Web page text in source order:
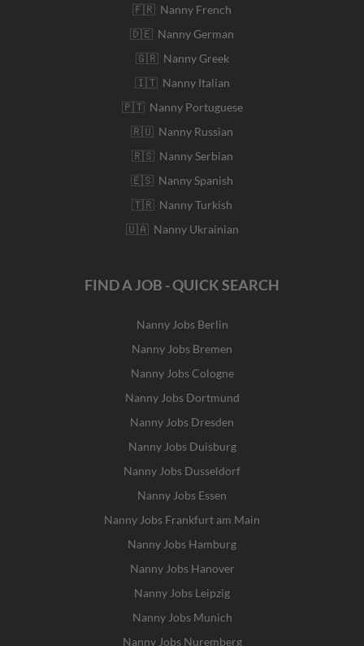
🇫🇷 Nanny French
🇩🇪 Nanny German
🇬🇷 Nanny Greek
🇮🇹 Nanny Italian
🇵🇹 Nanny Portuguese
🇷🇺 Nanny Russian
🇷🇸 Nanny Serbian
🇪🇸 Nanny Spanish
🇹🇷 Nanny Turkish
🇺🇦 Nanny Ukrainian
FIND A JOB - QUICK SEARCH
Nanny Jobs Berlin
Nanny Jobs Bremen
Nanny Jobs Cologne
Nanny Jobs Dortmund
Nanny Jobs Dresden
Nanny Jobs Duisburg
Nanny Jobs Dusseldorf
Nanny Jobs Essen
Nanny Jobs Frankfurt am Main
Nanny Jobs Hamburg
Nanny Jobs Hanover
Nanny Jobs Leipzig
Nanny Jobs Munich
Nanny Jobs Nuremberg